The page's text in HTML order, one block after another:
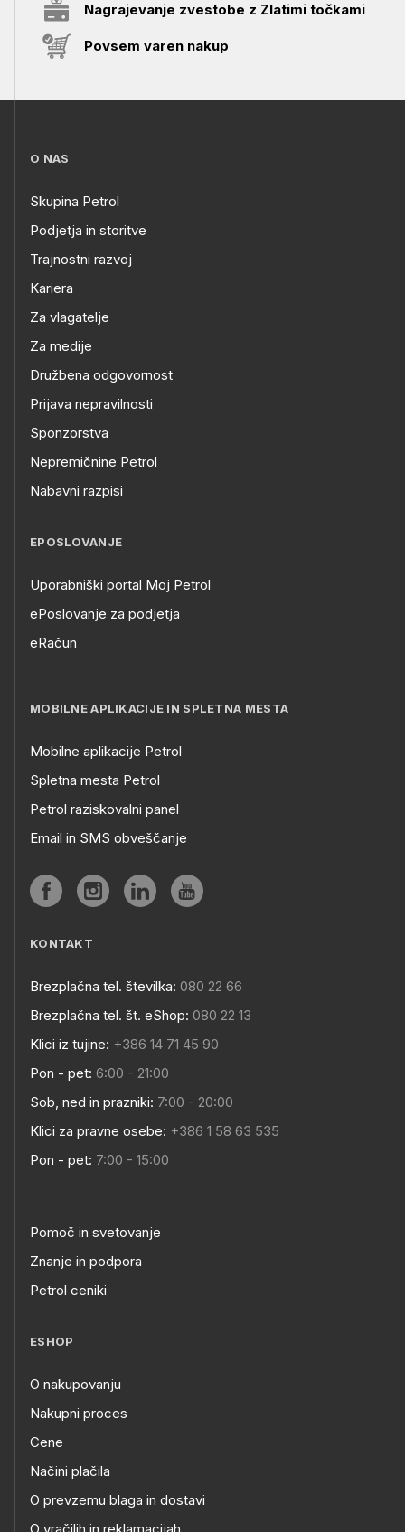
Nagrajevanje zvestobe z Zlatimi točkami
Povsem varen nakup
O NAS
Skupina Petrol
Podjetja in storitve
Trajnostni razvoj
Kariera
Za vlagatelje
Za medije
Družbena odgovornost
Prijava nepravilnosti
Sponzorstva
Nepremičnine Petrol
Nabavni razpisi
EPOSLOVANJE
Uporabniški portal Moj Petrol
ePoslovanje za podjetja
eRačun
MOBILNE APLIKACIJE IN SPLETNA MESTA
Mobilne aplikacije Petrol
Spletna mesta Petrol
Petrol raziskovalni panel
Email in SMS obveščanje
KONTAKT
Brezplačna tel. številka: 080 22 66
Brezplačna tel. št. eShop: 080 22 13
Klici iz tujine: +386 14 71 45 90
Pon - pet: 6:00 - 21:00
Sob, ned in prazniki: 7:00 - 20:00
Klici za pravne osebe: +386 1 58 63 535
Pon - pet: 7:00 - 15:00
Pomoč in svetovanje
Znanje in podpora
Petrol ceniki
ESHOP
O nakupovanju
Nakupni proces
Cene
Načini plačila
O prevzemu blaga in dostavi